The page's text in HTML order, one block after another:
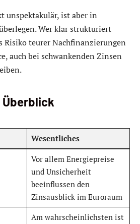
unspektakulär, ist aber in
Wer klar strukturiert
Risiko teurer Nachfinanzierungen
auch bei schwankenden Zinsen
Wesentliches
Vor allem Energiepreise
und Unsicherheit
beeinflussen den
Zinsausblick im Euroraum
Am wahrscheinlichsten ist